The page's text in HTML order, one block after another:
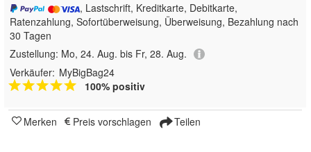
, Lastschrift, Kreditkarte, Debitkarte,
Ratenzahlung, Sofortüberweisung, Überweisung, Bezahlung nach
30 Tagen
Zustellung: Mo, 24. Aug. bis Fr, 28. Aug.
Verkäufer: MyBigBag24
100% positiv
Merken Preis vorschlagen Teilen